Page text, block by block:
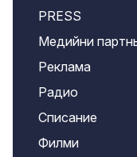
PRESS
Медийни
Реклама
Радио
Списание
Филми